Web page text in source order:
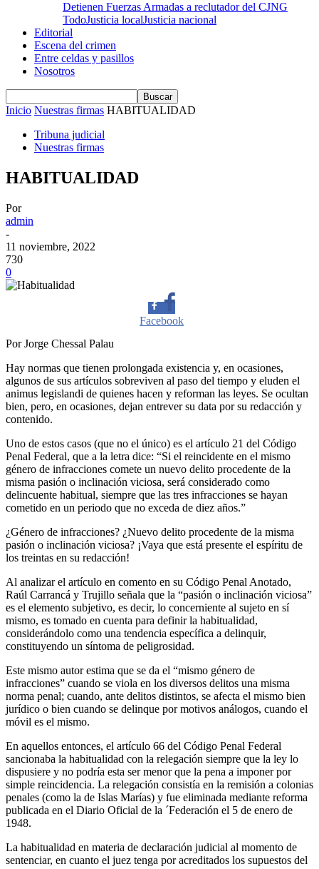
Detienen Fuerzas Armadas a reclutador del CJNG
TodoJusticia localJusticia nacional
Editorial
Escena del crimen
Entre celdas y pasillos
Nosotros
Inicio Nuestras firmas HABITUALIDAD
Tribuna judicial
Nuestras firmas
HABITUALIDAD
Por
admin
-
11 noviembre, 2022
730
0
Facebook
Whatsapp
Linkedin
Telegram
Por Jorge Chessal Palau
Hay normas que tienen prolongada existencia y, en ocasiones,
algunos de sus artículos sobreviven al paso del tiempo y eluden el
animus legislandi de quienes hacen y reforman las leyes. Se ocultan
bien, pero, en ocasiones, dejan entrever su data por su redacción y
contenido.
Uno de estos casos (que no el único) es el artículo 21 del Código
Penal Federal, que a la letra dice: “Si el reincidente en el mismo
género de infracciones comete un nuevo delito procedente de la
misma pasión o inclinación viciosa, será considerado como
delincuente habitual, siempre que las tres infracciones se hayan
cometido en un periodo que no exceda de diez años.”
¿Género de infracciones? ¿Nuevo delito procedente de la misma
pasión o inclinación viciosa? ¡Vaya que está presente el espíritu de
los treintas en su redacción!
Al analizar el artículo en comento en su Código Penal Anotado,
Raúl Carrancá y Trujillo señala que la “pasión o inclinación viciosa”
es el elemento subjetivo, es decir, lo concerniente al sujeto en sí
mismo, es tomado en cuenta para definir la habitualidad,
considerándolo como una tendencia específica a delinquir,
constituyendo un síntoma de peligrosidad.
Este mismo autor estima que se da el “mismo género de
infracciones” cuando se viola en los diversos delitos una misma
norma penal; cuando, ante delitos distintos, se afecta el mismo bien
jurídico o bien cuando se delinque por motivos análogos, cuando el
móvil es el mismo.
En aquellos entonces, el artículo 66 del Código Penal Federal
sancionaba la habitualidad con la relegación siempre que la ley lo
dispusiere y no podría esta ser menor que la pena a imponer por
simple reincidencia. La relegación consistía en la remisión a colonias
penales (como la de Islas Marías) y fue eliminada mediante reforma
publicada en el Diario Oficial de la ´Federación el 5 de enero de
1948.
La habitualidad en materia de declaración judicial al momento de
sentenciar, en cuanto el juez tenga por acreditados los supuestos del